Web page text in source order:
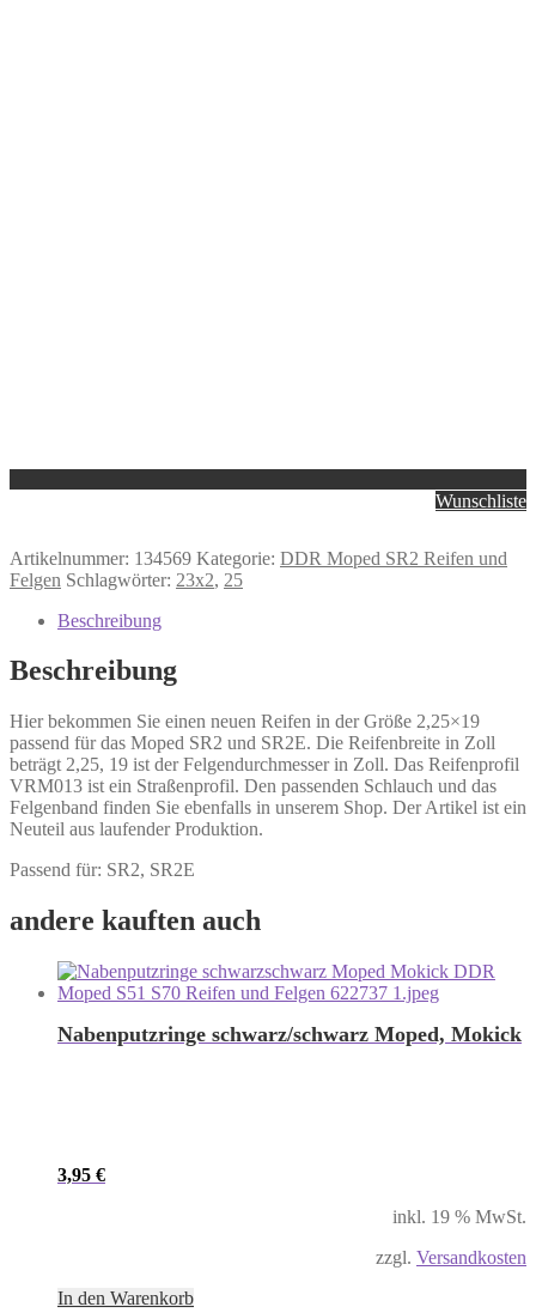
Wunschliste
Artikelnummer: 134569 Kategorie: DDR Moped SR2 Reifen und
Felgen Schlagwörter: 23x2, 25
Beschreibung
Beschreibung
Hier bekommen Sie einen neuen Reifen in der Größe 2,25×19
passend für das Moped SR2 und SR2E. Die Reifenbreite in Zoll
beträgt 2,25, 19 ist der Felgendurchmesser in Zoll. Das Reifenprofil
VRM013 ist ein Straßenprofil. Den passenden Schlauch und das
Felgenband finden Sie ebenfalls in unserem Shop. Der Artikel ist ein
Neuteil aus laufender Produktion.
Passend für: SR2, SR2E
andere kauften auch
Nabenputzringe schwarz/schwarz Moped, Mokick
3,95 €
inkl. 19 % MwSt.
zzgl. Versandkosten
In den Warenkorb